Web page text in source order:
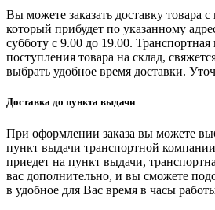
Вы можете заказать доставку товара
который прибудет по указанному
субботу с 9.00 до 19.00.
поступления товара на склад,
выбрать удобное время доставки.
Доставка до пункта выдачи
При оформлении заказа вы можете
пункт выдачи транспортной
приедет на пункт выдачи,
вас дополнительно, и вы сможете
в удобное для Вас время в часы